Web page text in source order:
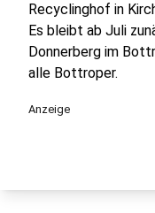
Recyclinghof in
Es bleibt ab Juli
Donnerberg im
alle Bottroper.
Anzeige